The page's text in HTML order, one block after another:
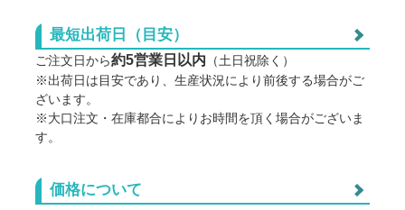
最短出荷日（目安）
ご注文日から約5営業日以内 （土日祝除く）
※出荷日は目安であり、生産状況により前後する場合がご
ざいます。
※大口注文・在庫都合によりお時間を頂く場合がございま
す。
ご利用に際しての注意点
価格について